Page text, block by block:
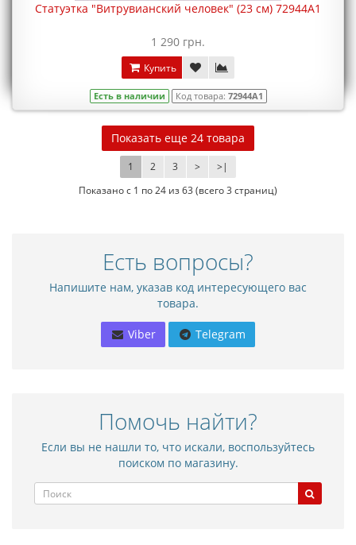
Статуэтка "Витрувианский человек" (23 см) 72944A1
1 290 грн.
Купить
Есть в наличии Код товара: 72944A1
Показать еще 24 товара
1 2 3 > >|
Показано с 1 по 24 из 63 (всего 3 страниц)
Есть вопросы?
Напишите нам, указав код интересующего вас
товара.
Viber Telegram
Помочь найти?
Если вы не нашли то, что искали, воспользуйтесь
поиском по магазину.